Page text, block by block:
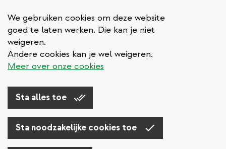
We gebruiken cookies om deze website
goed te laten werken. Die kan je niet
weigeren.
Andere cookies kan je wel weigeren.
Meer over onze cookies
Sta alles toe
Sta noodzakelijke cookies toe